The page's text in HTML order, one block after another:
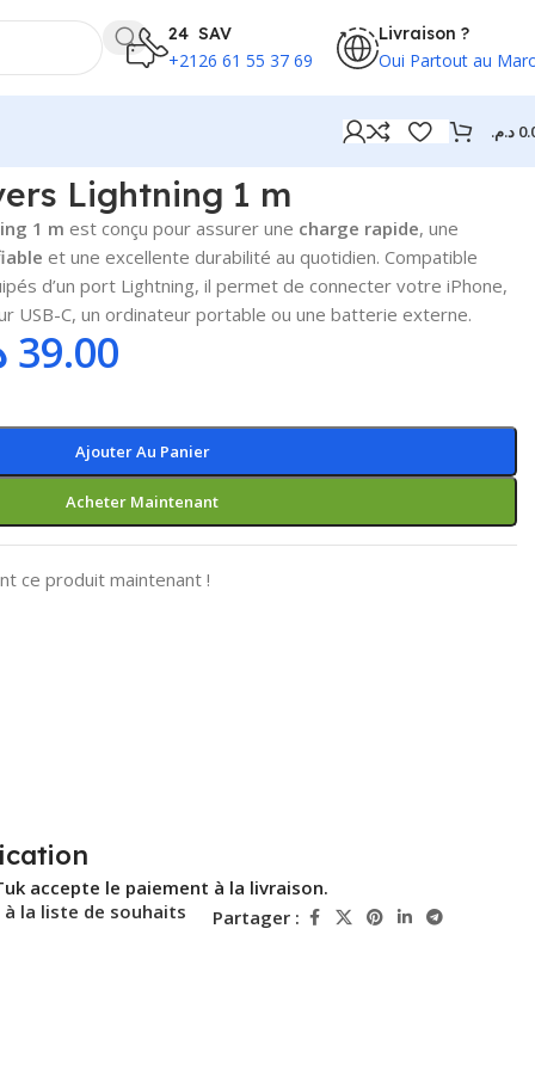
24 SAV
+2126 61 55 37 69
Livraison ?
Oui Partout au
د.م.
Lightning 1 m
1 m est conçu pour assurer une charge rapide, une
et une excellente durabilité au quotidien. Compatible
d’un port Lightning, il permet de connecter votre iPhone,
USB-C, un ordinateur portable ou une batterie externe.
39.00
Ajouter Au Panier
Acheter Maintenant
ce produit maintenant !
accepte le paiement à la livraison.
la liste de souhaits
Partager :